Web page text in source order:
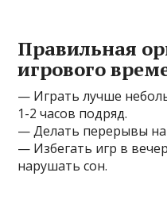
Правильная
игрового
— Играть лучше
1-2 часов подряд.
— Делать перерывы на
— Избегать игр в
нарушать сон.